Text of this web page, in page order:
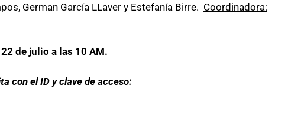
German García LLaver y Estefanía Birre. Coordinadora:
de julio a las 10 AM.
con el ID y clave de acceso: